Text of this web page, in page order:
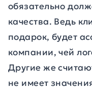
обязательно
качества. Ведь
подарок, будет
компании, чей
Другие же
не имеет